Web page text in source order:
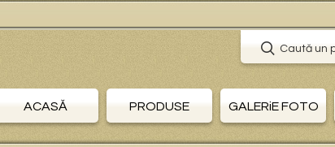
Caută un
ACASĂ PRODUSE GALERiE FOTO